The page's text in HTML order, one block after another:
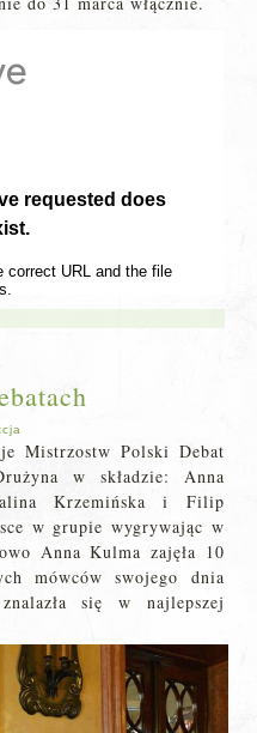
Mistrzostw Polski Debat
w składzie: Anna
Krzemińska i Filip
w grupie wygrywając w
Anna Kulma zajęła 10
mówców swojego dnia
się w najlepszej